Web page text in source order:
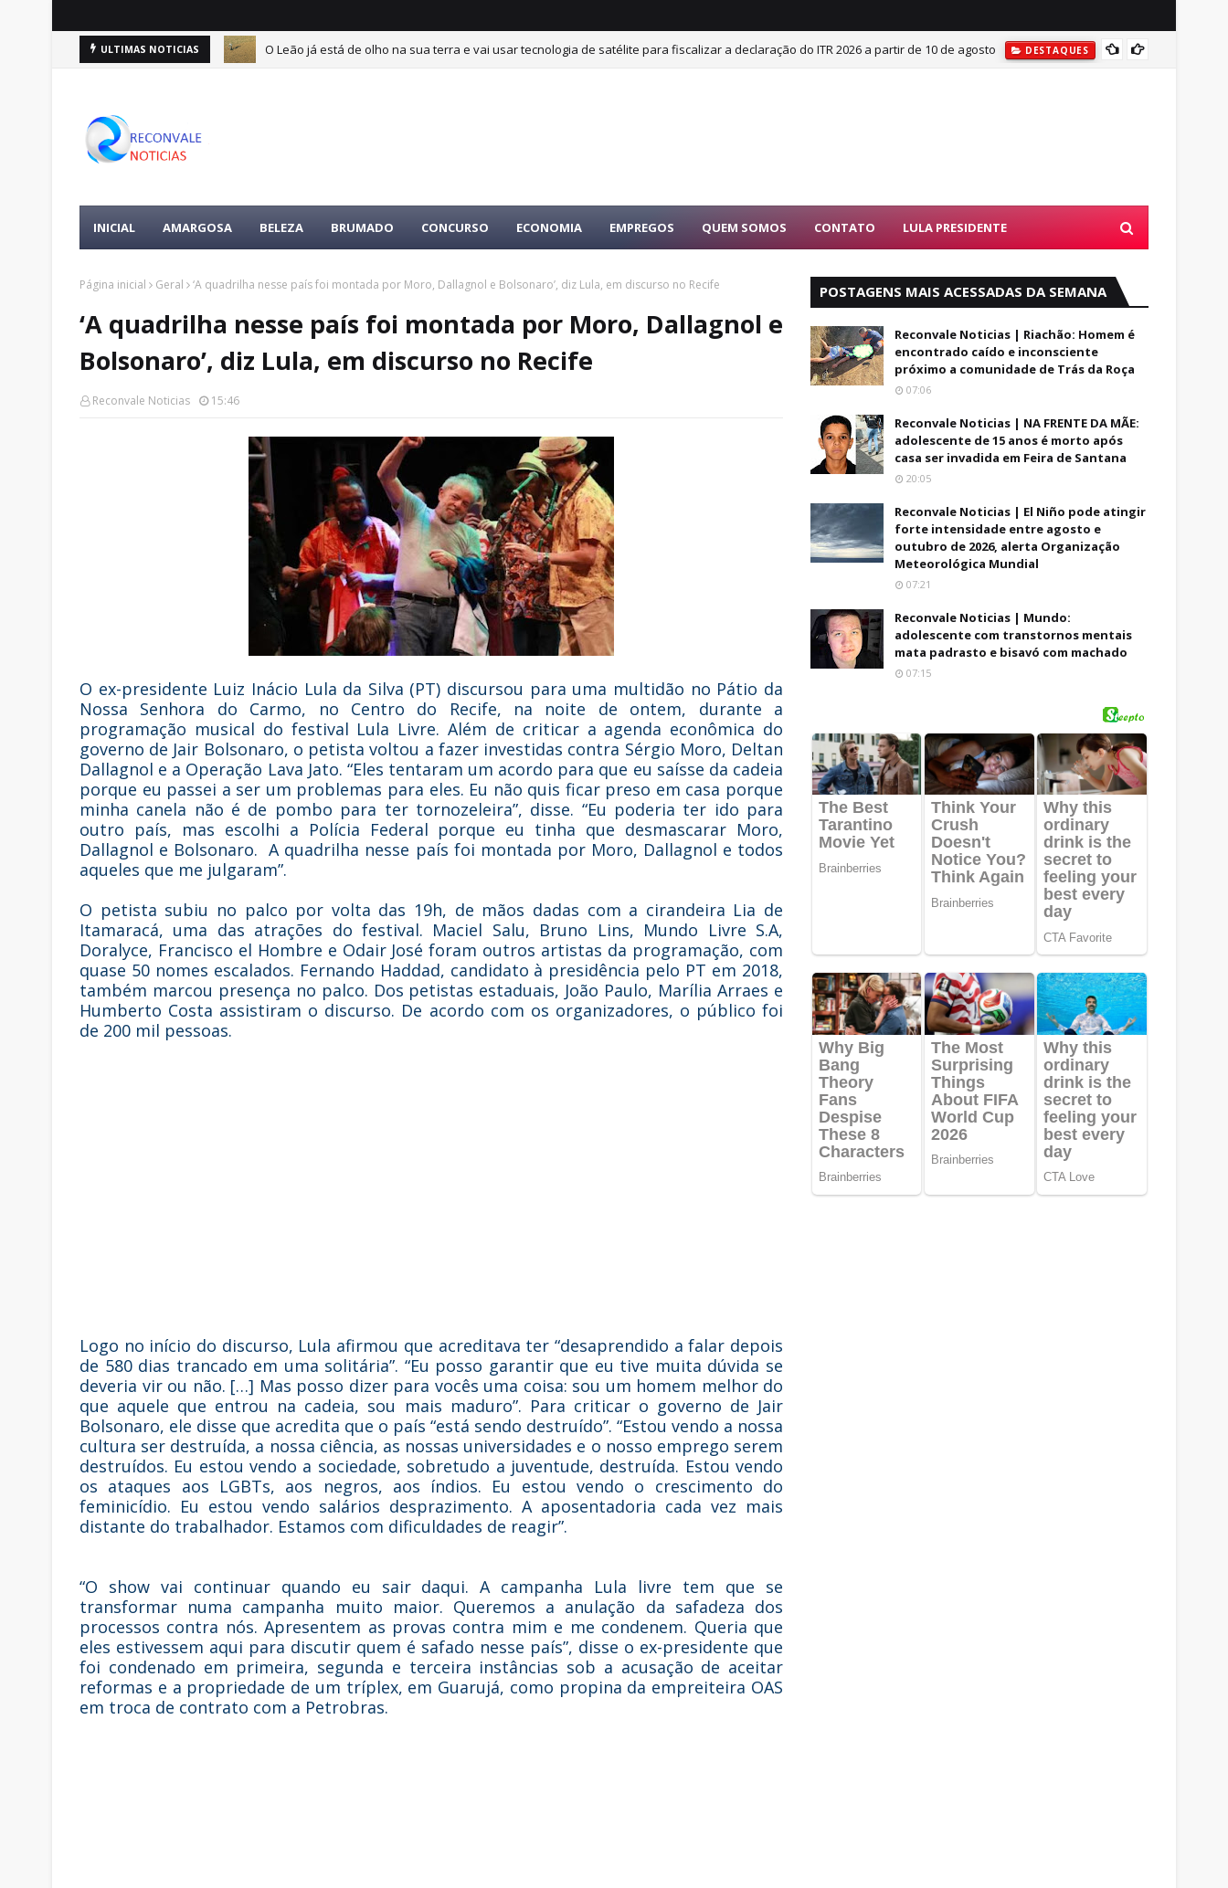
ULTIMAS NOTICIAS O Leão já está de olho na sua terra e vai usar tecnologia de satélite para fiscalizar a declaração do ITR 2026 a partir de 10 de agosto DESTAQUES
INICIAL AMARGOSA BELEZA BRUMADO CONCURSO ECONOMIA EMPREGOS QUEM SOMOS CONTATO LULA PRESIDENTE
Página inicial Geral ‘A quadrilha nesse país foi montada por Moro, Dallagnol e Bolsonaro’, diz Lula, em discurso no Recife
‘A quadrilha nesse país foi montada por Moro, Dallagnol e
Bolsonaro’, diz Lula, em discurso no Recife
Reconvale Noticias 15:46
O ex-presidente Luiz Inácio Lula da Silva (PT) discursou para uma multidão no Pátio da
Nossa Senhora do Carmo, no Centro do Recife, na noite de ontem, durante a
programação musical do festival Lula Livre. Além de criticar a agenda econômica do
governo de Jair Bolsonaro, o petista voltou a fazer investidas contra Sérgio Moro, Deltan
Dallagnol e a Operação Lava Jato. “Eles tentaram um acordo para que eu saísse da cadeia
porque eu passei a ser um problemas para eles. Eu não quis ficar preso em casa porque
minha canela não é de pombo para ter tornozeleira”, disse. “Eu poderia ter ido para
outro país, mas escolhi a Polícia Federal porque eu tinha que desmascarar Moro,
Dallagnol e Bolsonaro. A quadrilha nesse país foi montada por Moro, Dallagnol e todos
aqueles que me julgaram”.
O petista subiu no palco por volta das 19h, de mãos dadas com a cirandeira Lia de
Itamaracá, uma das atrações do festival. Maciel Salu, Bruno Lins, Mundo Livre S.A,
Doralyce, Francisco el Hombre e Odair José foram outros artistas da programação, com
quase 50 nomes escalados. Fernando Haddad, candidato à presidência pelo PT em 2018,
também marcou presença no palco. Dos petistas estaduais, João Paulo, Marília Arraes e
Humberto Costa assistiram o discurso. De acordo com os organizadores, o público foi
de 200 mil pessoas.
Logo no início do discurso, Lula afirmou que acreditava ter “desaprendido a falar depois
de 580 dias trancado em uma solitária”. “Eu posso garantir que eu tive muita dúvida se
deveria vir ou não. […] Mas posso dizer para vocês uma coisa: sou um homem melhor do
que aquele que entrou na cadeia, sou mais maduro”. Para criticar o governo de Jair
Bolsonaro, ele disse que acredita que o país “está sendo destruído”. “Estou vendo a nossa
cultura ser destruída, a nossa ciência, as nossas universidades e o nosso emprego serem
destruídos. Eu estou vendo a sociedade, sobretudo a juventude, destruída. Estou vendo
os ataques aos LGBTs, aos negros, aos índios. Eu estou vendo o crescimento do
feminicídio. Eu estou vendo salários desprazimento. A aposentadoria cada vez mais
distante do trabalhador. Estamos com dificuldades de reagir”.
“O show vai continuar quando eu sair daqui. A campanha Lula livre tem que se
transformar numa campanha muito maior. Queremos a anulação da safadeza dos
processos contra nós. Apresentem as provas contra mim e me condenem. Queria que
eles estivessem aqui para discutir quem é safado nesse país”, disse o ex-presidente que
foi condenado em primeira, segunda e terceira instâncias sob a acusação de aceitar
reformas e a propriedade de um tríplex, em Guarujá, como propina da empreiteira OAS
em troca de contrato com a Petrobras.
POSTAGENS MAIS ACESSADAS DA SEMANA
Reconvale Noticias | Riachão: Homem é
encontrado caído e inconsciente
próximo a comunidade de Trás da Roça
07:06
Reconvale Noticias | NA FRENTE DA MÃE:
adolescente de 15 anos é morto após
casa ser invadida em Feira de Santana
20:05
Reconvale Noticias | El Niño pode atingir
forte intensidade entre agosto e
outubro de 2026, alerta Organização
Meteorológica Mundial
07:21
Reconvale Noticias | Mundo:
adolescente com transtornos mentais
mata padrasto e bisavó com machado
07:15